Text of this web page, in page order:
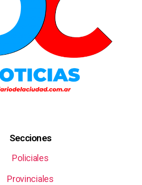
Secciones
Policiales
Provinciales